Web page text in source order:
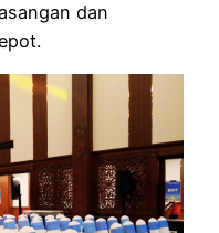
dan